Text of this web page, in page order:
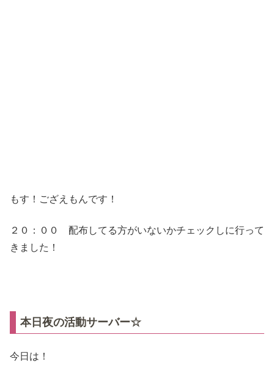
もす！ござえもんです！
２０：００ 配布してる方がいないかチェックしに行って
きました！
本日夜の活動サーバー☆
今日は！